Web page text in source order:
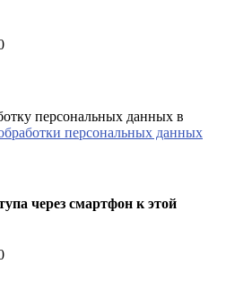
персональных данных в
персональных данных
через смартфон к этой